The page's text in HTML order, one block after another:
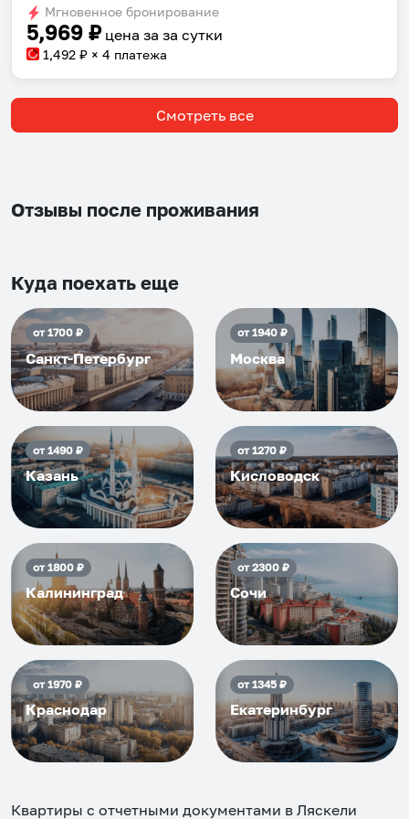
changing
dates.
changing
dates.
Мгновенное бронирование
5,969 ₽ цена за за сутки
1,492 ₽ × 4 платежа
Смотреть все
Отзывы после проживания
Куда поехать еще
от1700₽
Санкт-Петербург
от1940₽
Москва
от1490₽
Казань
от1270₽
Кисловодск
от1800₽
Калининград
от2300₽
Сочи
от1970₽
Краснодар
от1345₽
Екатеринбург
Квартиры с отчетными документами в Ляскели